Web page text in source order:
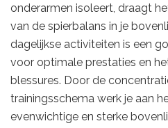
onderarmen isoleert, draagt
van de spierbalans in je
dagelijkse activiteiten is een
voor optimale prestaties en
blessures. Door de
trainingsschema werk je aan
evenwichtige en sterke